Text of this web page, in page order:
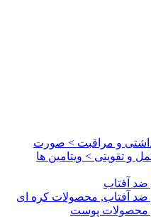
و مراقبت > صورت
و تقویتی > ویتامین ها
آفتاب
آفتاب, محصولات کره ای
محصولات پوست